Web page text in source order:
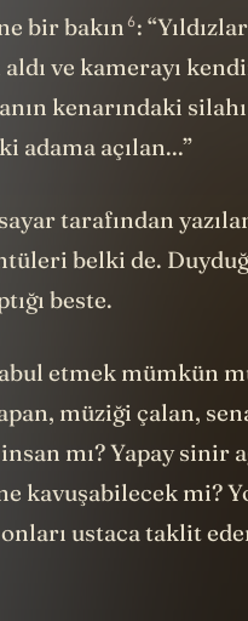
bir bakın 6:
ve kamerayı
kenarındaki silahı
adama açılan...”
tarafından
belki de.
beste.
etmek mümkün
müziği çalan,
mı? Yapay sinir
kavuşabilecek mi?
ustaca taklit